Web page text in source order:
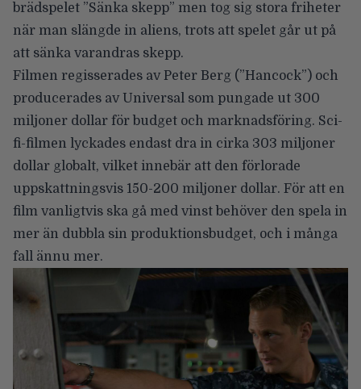
brädspelet ”Sänka skepp” men tog sig stora friheter
när man slängde in aliens, trots att spelet går ut på
att sänka varandras skepp.
Filmen regisserades av Peter Berg (”Hancock”) och
producerades av Universal som pungade ut 300
miljoner dollar för budget och marknadsföring. Sci-
fi-filmen lyckades endast dra in cirka 303 miljoner
dollar globalt, vilket innebär att den förlorade
uppskattningsvis 150-200 miljoner dollar. För att en
film vanligtvis ska gå med vinst behöver den spela in
mer än dubbla sin produktionsbudget, och i många
fall ännu mer.